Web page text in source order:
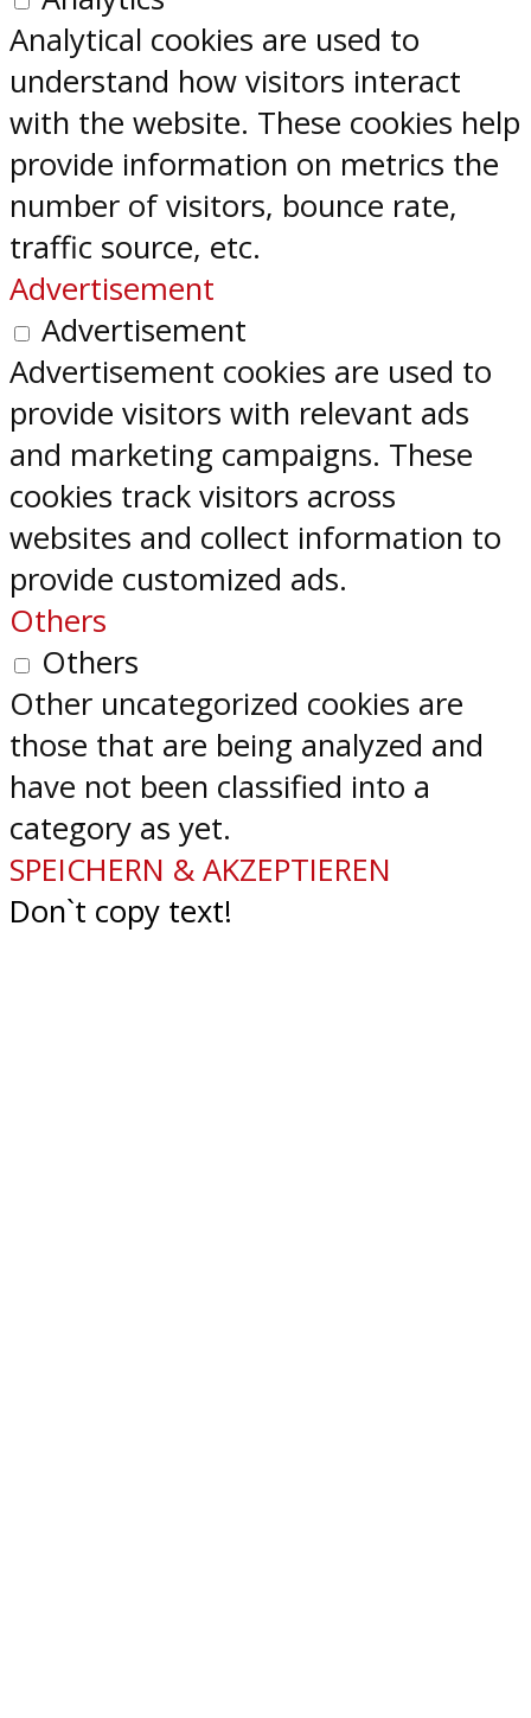
Analytical cookies are used to
understand how visitors interact
with the website. These cookies help
provide information on metrics the
number of visitors, bounce rate,
traffic source, etc.
Advertisement
Advertisement
Advertisement cookies are used to
provide visitors with relevant ads
and marketing campaigns. These
cookies track visitors across
websites and collect information to
provide customized ads.
Others
Others
Other uncategorized cookies are
those that are being analyzed and
have not been classified into a
category as yet.
SPEICHERN & AKZEPTIEREN
Don`t copy text!